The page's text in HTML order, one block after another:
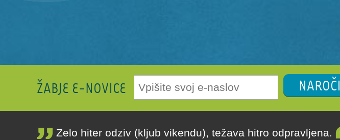
ŽABJE E-NOVICE NAROČI
Zelo hiter odziv (kljub vikendu), težava hitro odpravljena.